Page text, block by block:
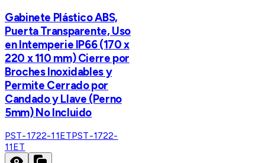
Gabinete Plástico ABS,
Puerta Transparente, Uso
en Intemperie IP66 (170 x
220 x 110 mm) Cierre por
Broches Inoxidables y
Permite Cerrado por
Candado y Llave (Perno
5mm) No Incluido
PST-1722-11ETPST-1722-
11ET